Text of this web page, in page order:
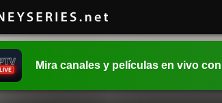
Mira canales y películas en vivo